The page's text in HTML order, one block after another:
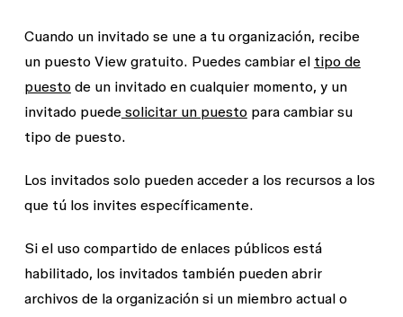
Cuando un invitado se une a tu organización, recibe
un puesto View gratuito. Puedes cambiar el tipo de
puesto de un invitado en cualquier momento, y un
invitado puedesolicitar un puesto para cambiar su
tipo de puesto.
Los invitados solo pueden acceder a los recursos a los
que tú los invites específicamente.
Si el uso compartido de enlaces públicos está
habilitado, los invitados también pueden abrir
archivos de la organización si un miembro actual o